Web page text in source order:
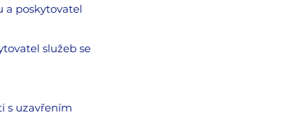
a poskytovatel
služeb se
s uzavřením